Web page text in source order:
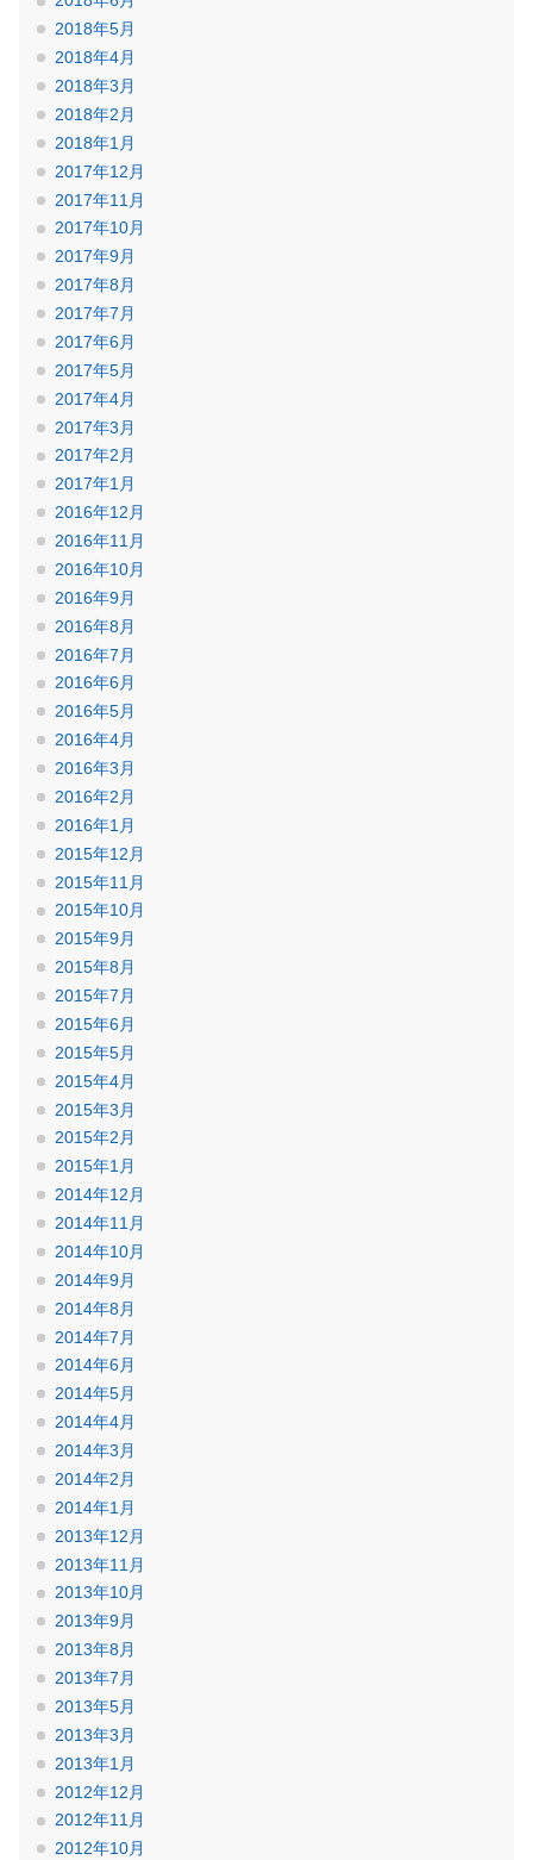
2018年5月
2018年4月
2018年3月
2018年2月
2018年1月
2017年12月
2017年11月
2017年10月
2017年9月
2017年8月
2017年7月
2017年6月
2017年5月
2017年4月
2017年3月
2017年2月
2017年1月
2016年12月
2016年11月
2016年10月
2016年9月
2016年8月
2016年7月
2016年6月
2016年5月
2016年4月
2016年3月
2016年2月
2016年1月
2015年12月
2015年11月
2015年10月
2015年9月
2015年8月
2015年7月
2015年6月
2015年5月
2015年4月
2015年3月
2015年2月
2015年1月
2014年12月
2014年11月
2014年10月
2014年9月
2014年8月
2014年7月
2014年6月
2014年5月
2014年4月
2014年3月
2014年2月
2014年1月
2013年12月
2013年11月
2013年10月
2013年9月
2013年8月
2013年7月
2013年5月
2013年3月
2013年1月
2012年12月
2012年11月
2012年10月